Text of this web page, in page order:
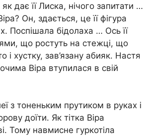
дає її Лиска, нічого запитати …
Он, здається, це її фігура
Поспішала бідолаха … Ось її
що ростуть на стежці, що
і хустку, зав’язану абияк. Настя
Віра втупилася в свій
з тоненьким прутиком в руках і
доїти. Як тітка Віра
Тому навмисне гуркотіла